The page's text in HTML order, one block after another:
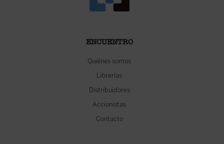
ENCUENTRO
Quiénes somos
Librerías
Distribuidores
Accionistas
Contacto